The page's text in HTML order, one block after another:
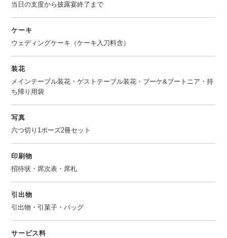
当日の支度から披露宴終了まで
ケーキ
ウェディングケーキ（ケーキ入刀料含）
装花
メインテーブル装花・ゲストテーブル装花・ブーケ&ブートニア・持
ち帰り用袋
写真
六つ切り1ポーズ2冊セット
印刷物
招待状・席次表・席札
引出物
引出物・引菓子・バッグ
サービス料